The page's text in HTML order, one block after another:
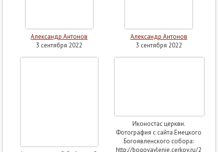
Александр Антонов
3 сентября 2022
Александр Антонов
3 сентября 2022
Иконостас церкви.
Фотография с сайта Емецкого
Богоявленского собора:
http://bogoyavlenie.cerkov.ru/2